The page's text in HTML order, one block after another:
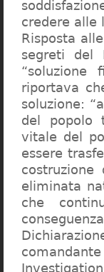
credere alle
Risposta
segreti del
“soluzione
riportava
soluzione:
del popolo
vitale del
essere
eliminata
che